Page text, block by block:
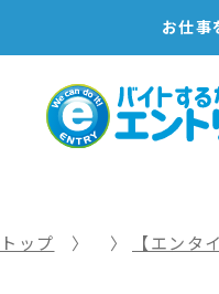
お仕事
トップ 【エン